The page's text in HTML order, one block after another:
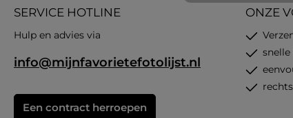
SERVICE HOTLINE
Hulp en advies via
info@mijnfavorietefotolijst.nl
Een contract herroepen
ONZE